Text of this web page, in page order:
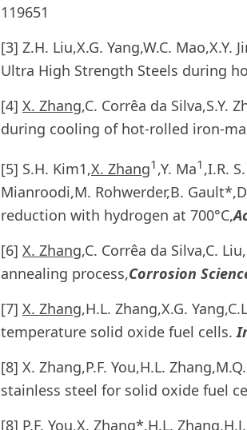
119651
[3] Z.H. Liu,X.G. Yang,W.C. Mao,X.Y.
Ultra High Strength Steels during
[4] X. Zhang,C. Corrêa da Silva,S.Y.
during cooling of hot-rolled iron-
[5] S.H. Kim1,X. Zhang1 ,Y. Ma1 ,I.R.
Mianroodi,M. Rohwerder,B.
reduction with hydrogen at 700°C,
[6] X. Zhang,C. Corrêa da Silva,C.
annealing process,Corrosion
[7] X. Zhang,H.L. Zhang,X.G.
temperature solid oxide fuel cells.
[8] X. Zhang,P.F. You,H.L.
stainless steel for solid oxide fuel
[8] P.F. You,X. Zhang*,H.L.